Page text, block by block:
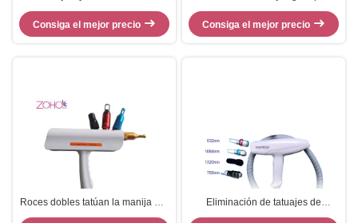
tatuaje/del retiro del pigmento con
el laser de Yag técnico para
médico
Consiga el mejor precio
máquina de la belleza del retiro
del pelo del IPL/del laser
Consiga el mejor precio
Roces dobles tatúan la manija del
laser del Nd Yag del interruptor
Eliminación de tatuajes de
pigmento ABS de mano 532nm